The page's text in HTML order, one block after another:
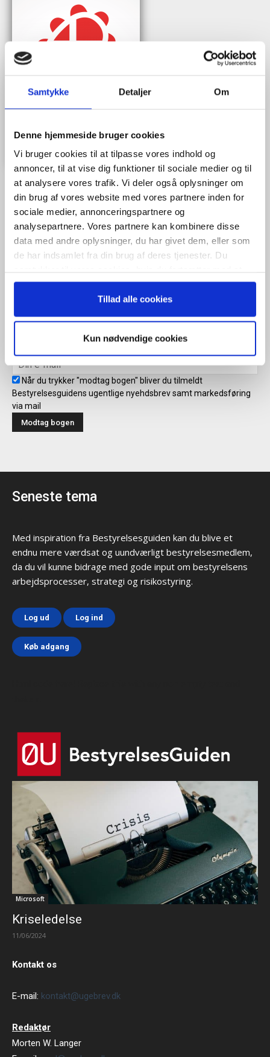
Samtykke Detaljer Om
Denne hjemmeside bruger cookies
Vi bruger cookies til at tilpasse vores indhold og
annoncer, til at vise dig funktioner til sociale medier og til
at analysere vores trafik. Vi deler også oplysninger om
din brug af vores website med vores partnere inden for
sociale medier, annonceringspartnere og
analysepartnere. Vores partnere kan kombinere disse
data med andre oplysninger, du har givet dem, eller som
de har indsamlet fra din brug af deres tjenester. Du
anvende vores hjemmeside.
Tillad alle cookies
Kun nødvendige cookies
Når du trykker "modtag bogen" bliver du tilmeldt Bestyrelsesguidens
ugentlige nyhedsbrev samt markedsføring via mail.
Tilmeld
Modtag bogen direkte i din
mailboks
Når du trykker "modtag bogen" bliver du tilmeldt
Bestyrelsesguidens ugentlige nyehdsbrev samt markedsføring
via mail
Seneste tema
Med inspiration fra Bestyrelsesguiden kan du blive et
endnu mere værdsat og uundværligt bestyrelsesmedlem,
da du vil kunne bidrage med gode input om bestyrelsens
arbejdsprocesser, strategi og risikostyring.
Log ud Log ind
Køb adgang
Microsoft
Kriseledelse
11/06/2024
Kontakt os
E-mail: kontakt@ugebrev.dk
Redaktør
Morten W. Langer